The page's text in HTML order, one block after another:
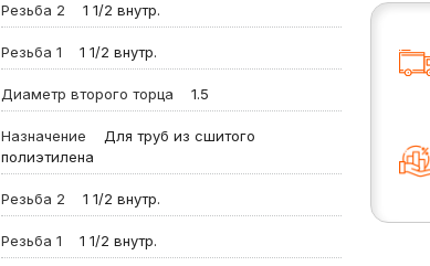
Резьба 2 1 1/2 внутр.
Резьба 1 1 1/2 внутр.
Диаметр второго торца 1.5
Назначение
Для труб из сшитого
полиэтилена
Резьба 2 1 1/2 внутр.
Резьба 1 1 1/2 внутр.